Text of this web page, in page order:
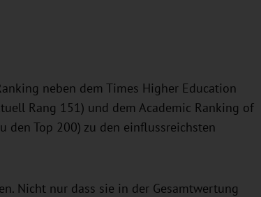
neben dem Times Higher Education
Rang 151) und dem Academic Ranking of
den Top 200) zu den einflussreichsten
Nicht nur dass sie in der Gesamtwertung